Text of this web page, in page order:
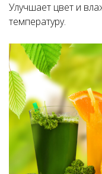
Улучшает цвет и
температуру.